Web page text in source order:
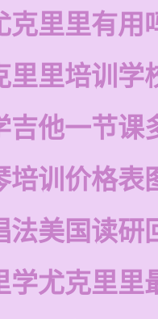
克里里有用
里里培训学
吉他一节课
培训价格表
法美国读研
学尤克里里